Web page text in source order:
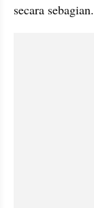
secara sebagian.